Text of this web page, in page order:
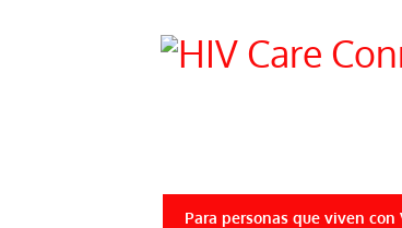
Para personas que viven con